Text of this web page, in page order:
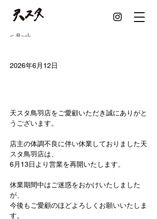
< Back
鳥羽店 営業再開のお
2026年6月12日
天スタ鳥羽店をご愛顧いただき誠にありがと
うございます。
店主の体調不良に伴い休業しておりました天
スタ鳥羽店は、
6月13日より営業を再開いたします。
休業期間中はご迷惑をおかけいたしました
が、
今後もご愛顧のほどよろしくお願いいたしま
す。